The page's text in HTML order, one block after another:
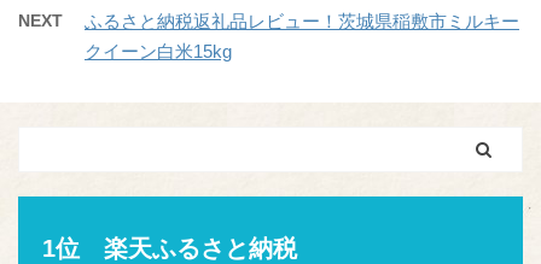
NEXT
ふるさと納税返礼品レビュー！茨城県稲敷市ミルキー
クイーン白米15kg
1位 楽天ふるさと納税